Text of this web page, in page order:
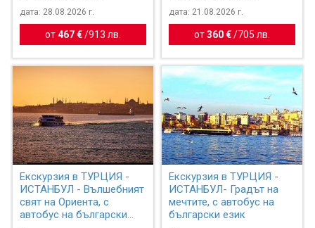
дата: 28.08.2026 г.
от467 € /913 лв.
дата: 21.08.2026 г.
от360 €/ 705 лв.
Екскурзия в ТУРЦИЯ -
ИСТАНБУЛ - Вълшебният
свят на Ориента, с
автобус на български
Екскурзия в ТУРЦИЯ -
ИСТАНБУЛ- Градът на
мечтите, с автобус на
български език